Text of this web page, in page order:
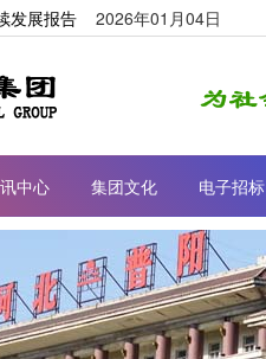
发展报告 2026年01月04日
中心 集团文化 电子招标